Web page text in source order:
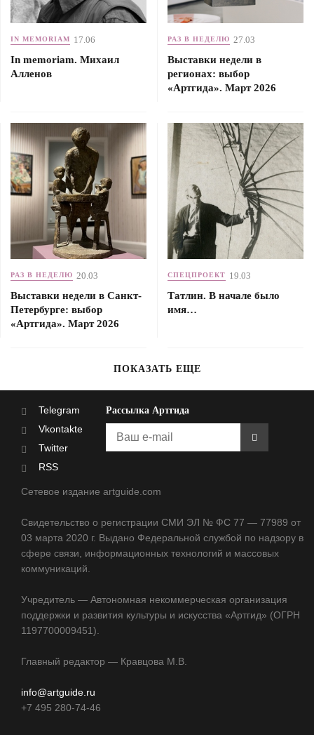
IN MEMORIAM 17.06
In memoriam. Михаил
Алленов
РАЗ В НЕДЕЛЮ 27.03
Выставки недели в
регионах: выбор
«Артгида». Март 2026
РАЗ В НЕДЕЛЮ 20.03
Выставки недели в Санкт-
Петербурге: выбор
«Артгида». Март 2026
СПЕЦПРОЕКТ 19.03
Татлин. В начале было
имя…
ПОКАЗАТЬ ЕЩЕ
Telegram
Vkontakte
Twitter
RSS
Рассылка Артгида
Сетевое издание artguide.com
Свидетельство о регистрации СМИ ЭЛ № ФС 77 — 77989 от
03 марта 2020 г. Выдано Федеральной службой по надзору в
сфере связи, информационных технологий и массовых
коммуникаций.
Учредитель — Автономная некоммерческая организация
поддержки и развития культуры и искусства «Артгид» (ОГРН
1197700009451).
Главный редактор — Кравцова М.В.
info@artguide.ru
+7 495 280-74-46